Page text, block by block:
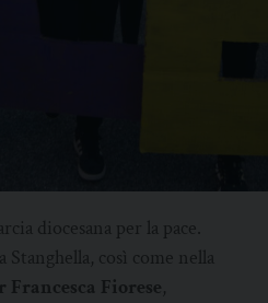
diocesana per la pace.
così come nella
Francesca Fiorese,